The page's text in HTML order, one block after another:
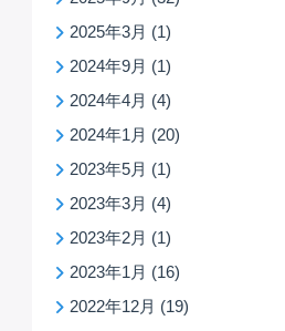
2025年3月 (1)
2024年9月 (1)
2024年4月 (4)
2024年1月 (20)
2023年5月 (1)
2023年3月 (4)
2023年2月 (1)
2023年1月 (16)
2022年12月 (19)